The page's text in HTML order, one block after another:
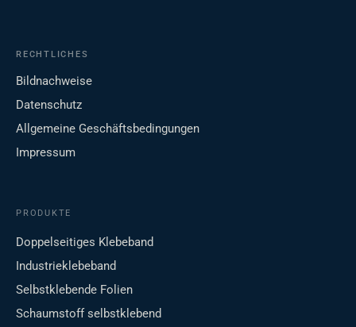
RECHTLICHES
Bildnachweise
Datenschutz
Allgemeine Geschäftsbedingungen
Impressum
PRODUKTE
Doppelseitiges Klebeband
Industrieklebeband
Selbstklebende Folien
Schaumstoff selbstklebend